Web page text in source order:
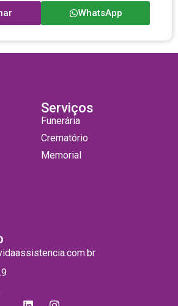
WhatsApp
Serviços
Funerária
Crematório
Memorial